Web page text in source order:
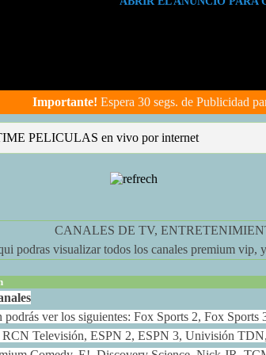
Importante! Espera 30 segs. de Publicidad
PELICULAS en vivo por internet
CANALES DE TV,
podras visualizar todos los canales premium vip,
podrás ver los siguientes: Fox Sports 2, Fox
Televisión, ESPN 2, ESPN 3, Univisión